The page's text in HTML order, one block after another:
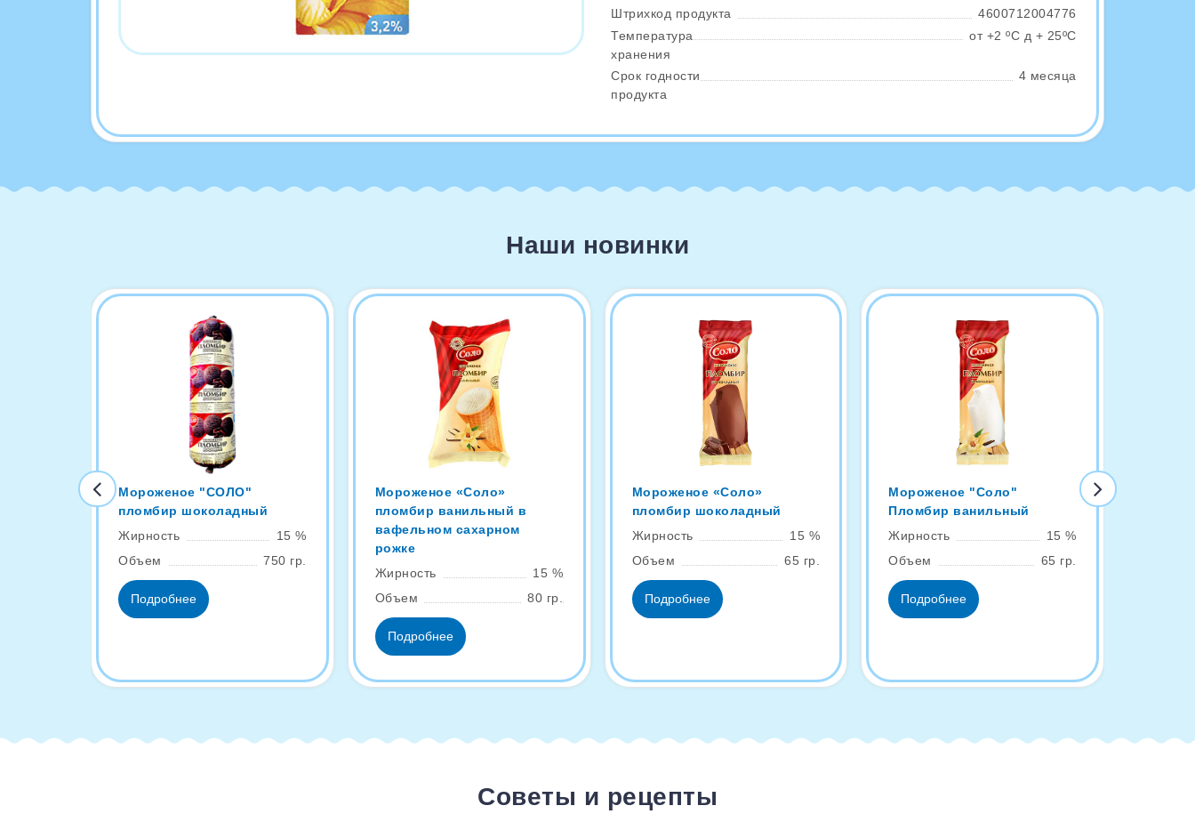
Штрихкод продукта
4600712004776
Температура
хранения
от +2 ºС д + 25ºС
Срок годности
продукта
4 месяца
Наши новинки
Мороженое "СОЛО"
пломбир шоколадный
Жирность
15 %
Объем
750 гр.
Подробнее
Мороженое «Соло»
пломбир ванильный в
вафельном сахарном
рожке
Жирность
15 %
Объем
80 гр.
Подробнее
Мороженое «Соло»
пломбир шоколадный
Жирность
15 %
Объем
65 гр.
Подробнее
Мороженое "Соло"
Пломбир ванильный
Жирность
15 %
Объем
65 гр.
Подробнее
Советы и рецепты